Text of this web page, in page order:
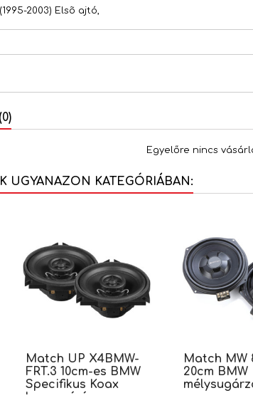
2003) Elsõ ajtó,
Egyelőre nincs
UGYANAZON KATEGÓRIÁBAN:
Match UP X4BMW-
FRT.3 10cm-es BMW
Specifikus Koax
Match MW
20cm BMW